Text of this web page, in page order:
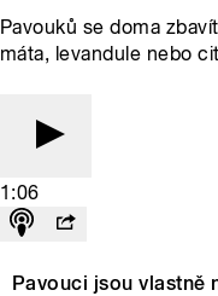
Pavouků se doma
máta, levandule nebo
1:06
Pavouci jsou vlastně